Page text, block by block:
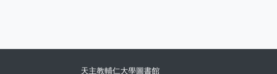
天主教輔仁大學圖書館